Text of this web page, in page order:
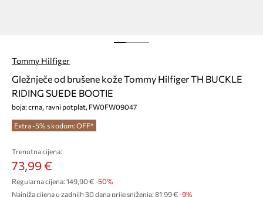
Tommy Hilfiger
Gležnječe od brušene kože Tommy Hilfiger TH BUCKLE
RIDING SUEDE BOOTIE
boja: crna, ravni potplat, FW0FW09047
Extra -5% s kodom: OFF*
Trenutna cijena:
73,99 €
Regularna cijena: 149,90 €-50%
Najniža cijena u zadnjih 30 dana prije sniženja: 81,99 € -9%